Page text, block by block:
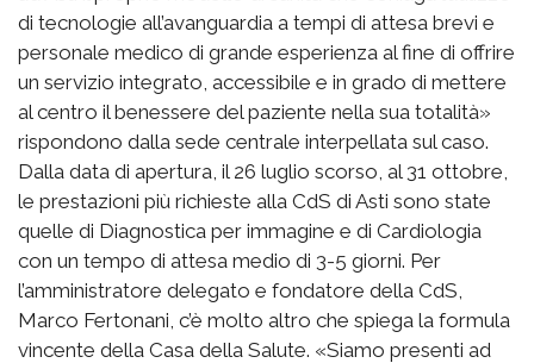
di tecnologie all’avanguardia a tempi di attesa brevi e
personale medico di grande esperienza al fine di offrire
un servizio integrato, accessibile e in grado di mettere
al centro il benessere del paziente nella sua totalità»
rispondono dalla sede centrale interpellata sul caso.
Dalla data di apertura, il 26 luglio scorso, al 31 ottobre,
le prestazioni più richieste alla CdS di Asti sono state
quelle di Diagnostica per immagine e di Cardiologia
con un tempo di attesa medio di 3-5 giorni. Per
l’amministratore delegato e fondatore della CdS,
Marco Fertonani, c’è molto altro che spiega la formula
vincente della Casa della Salute. «Siamo presenti ad